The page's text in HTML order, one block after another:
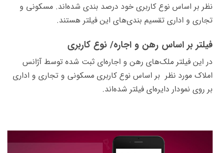
نظر بر اساس نوع کاربری خود درصد بندی شده‌اند. مسکونی و
تجاری و اداری تقسیم بندی‌های این فیلتر هستند.
فیلتر بر اساس رهن و اجاره/ نوع کاربری
در این فیلتر ملک‌های رهن و اجاره‌ای ثبت شده توسط آژانس
املاک مورد نظر بر اساس نوع کاربری مسکونی و تجاری و اداری
بر روی نمودار دایره‌ای فیلتر شده‌اند.